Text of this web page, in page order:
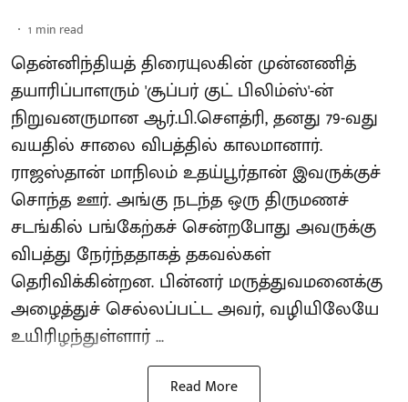
1 min read
தென்னிந்தியத் திரையுலகின் முன்னணித்
தயாரிப்பாளரும் 'சூப்பர் குட் பிலிம்ஸ்'-ன்
நிறுவனருமான ஆர்.பி.சௌத்ரி, தனது 79-வது
வயதில் சாலை விபத்தில் காலமானார்.
ராஜஸ்தான் மாநிலம் உதய்பூர்தான் இவருக்குச்
சொந்த ஊர். அங்கு நடந்த ஒரு திருமணச்
சடங்கில் பங்கேற்கச் சென்றபோது அவருக்கு
விபத்து நேர்ந்ததாகத் தகவல்கள்
தெரிவிக்கின்றன. பின்னர் மருத்துவமனைக்கு
அழைத்துச் செல்லப்பட்ட அவர், வழியிலேயே
உயிரிழந்துள்ளார் ...
Read More